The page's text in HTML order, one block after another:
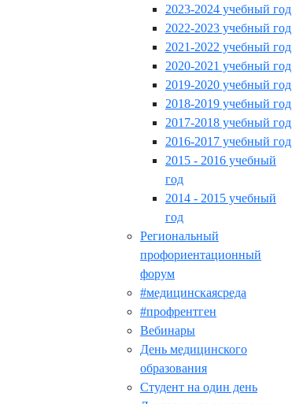
2023-2024 учебный год
2022-2023 учебный год
2021-2022 учебный год
2020-2021 учебный год
2019-2020 учебный год
2018-2019 учебный год
2017-2018 учебный год
2016-2017 учебный год
2015 - 2016 учебный
год
2014 - 2015 учебный
год
Региональный
профориентационный
форум
#медицинскаясреда
#профрентген
Вебинары
День медицинского
образования
Студент на один день